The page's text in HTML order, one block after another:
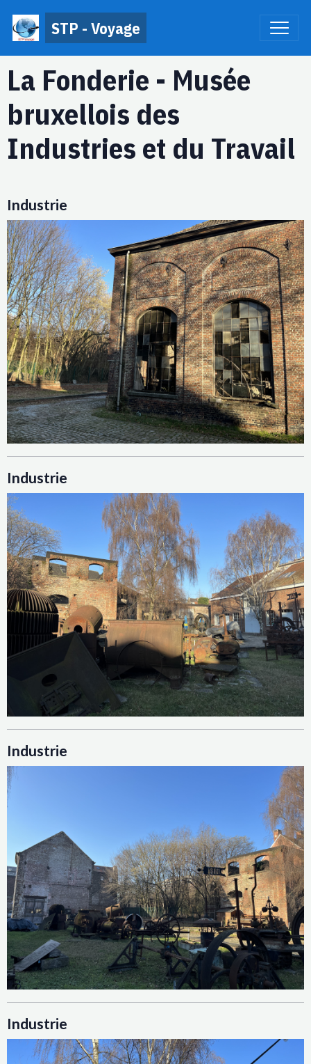
STP - Voyage
La Fonderie - Musée
bruxellois des
Industries et du Travail
Industrie
Industrie
Industrie
Industrie